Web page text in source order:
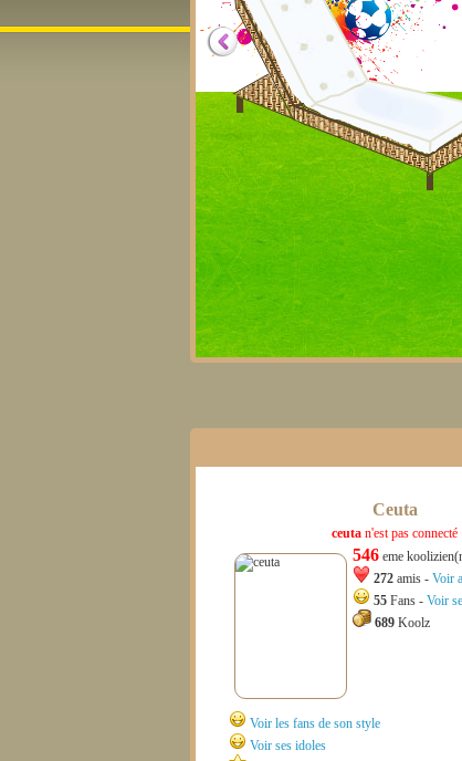
Ceuta
ceuta n'est pas connecté
546 eme
272 amis - Voir
55 Fans - Voir
689 Koolz
Voir les fans de son style
Voir ses idoles